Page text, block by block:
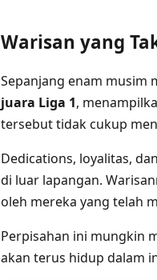
Warisan yang
Sepanjang enam musim
juara Liga 1,
tersebut tidak cukup
Dedications, loyalitas,
di luar lapangan.
oleh mereka yang telah
Perpisahan ini mungkin
akan terus hidup dalam